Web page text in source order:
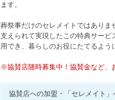
ます。
葬祭事だけのセレメイトではありま
支えられて実現したこの特典サービ
用でき、暮らしのお役にたてるよう
※協賛店随時募集中！協賛金など、
協賛店への加盟・「セレメイト